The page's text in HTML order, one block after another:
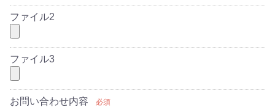
ファイル2
ファイル3
お問い合わせ内容 必須